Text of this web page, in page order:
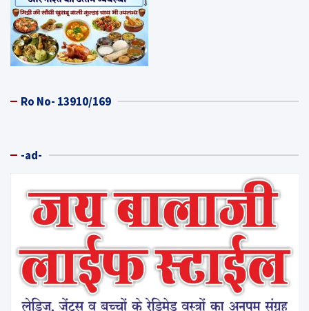
Ro No- 13910/169
-ad-